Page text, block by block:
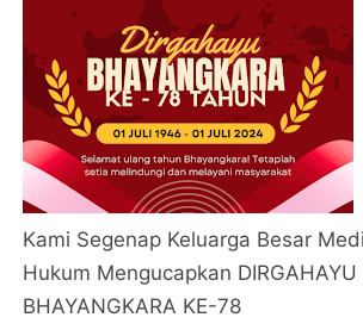
Kami Segenap Keluarga Besar
Hukum Mengucapkan DIRGAHAYU
BHAYANGKARA KE-78